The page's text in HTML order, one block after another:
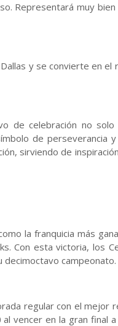
Representará muy
y se convierte en el
de celebración no
de perseverancia
sirviendo de
la franquicia más
Con esta victoria, los
decimoctavo campeonato.
regular con el mejor
vencer en la gran final